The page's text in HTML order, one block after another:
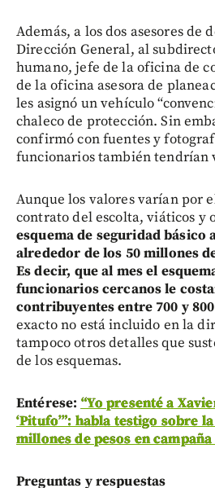
Además, a los dos asesores de
Dirección General, al
humano, jefe de la oficina de
de la oficina asesora de
les asignó un vehículo
chaleco de protección. Sin
confirmó con fuentes y
funcionarios también tendrían
Aunque los valores varían por
contrato del escolta, viáticos y
esquema de seguridad básico
alrededor de los 50 millones
Es decir, que al mes el
funcionarios cercanos le
contribuyentes entre 700 y
exacto no está incluido en la
tampoco otros detalles que
de los esquemas.
Entérese: “Yo presenté a
‘Pitufo’”: habla testigo sobre
millones de pesos en
Preguntas y respuestas